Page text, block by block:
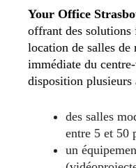
Your Office
offrant des solutions
location de salles
immédiate du
disposition plusieurs
des salles
entre 5 et 50
un